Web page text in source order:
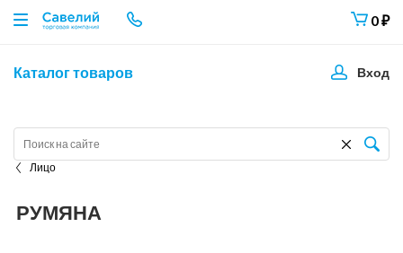
0₽
Каталог товаров Вход
Лицо
РУМЯНА